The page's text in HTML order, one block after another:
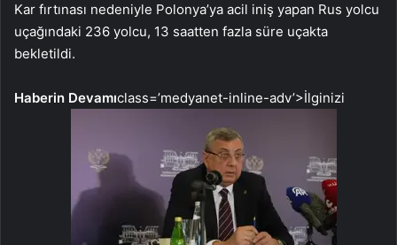
Kar fırtınası nedeniyle Polonya’ya acil iniş yapan Rus yolcu
uçağındaki 236 yolcu, 13 saatten fazla süre uçakta
bekletildi.
Haberin Devamıclass=’medyanet-inline-adv’>İlginizi